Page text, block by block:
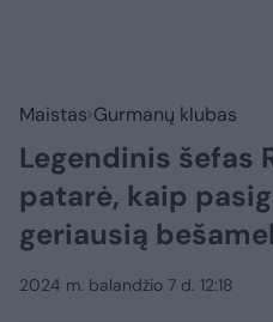
Maistas Gurmanų klubas
Legendinis šefas
patarė, kaip
geriausią
2024 m. balandžio 7 d. 12:18